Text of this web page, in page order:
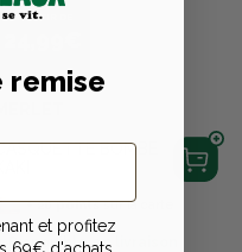
À PARTIR DE
BOMBE
+20pointssur la carte
Disponible en livraison
remise
et profitez